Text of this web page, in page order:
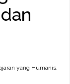
yang Humanis,